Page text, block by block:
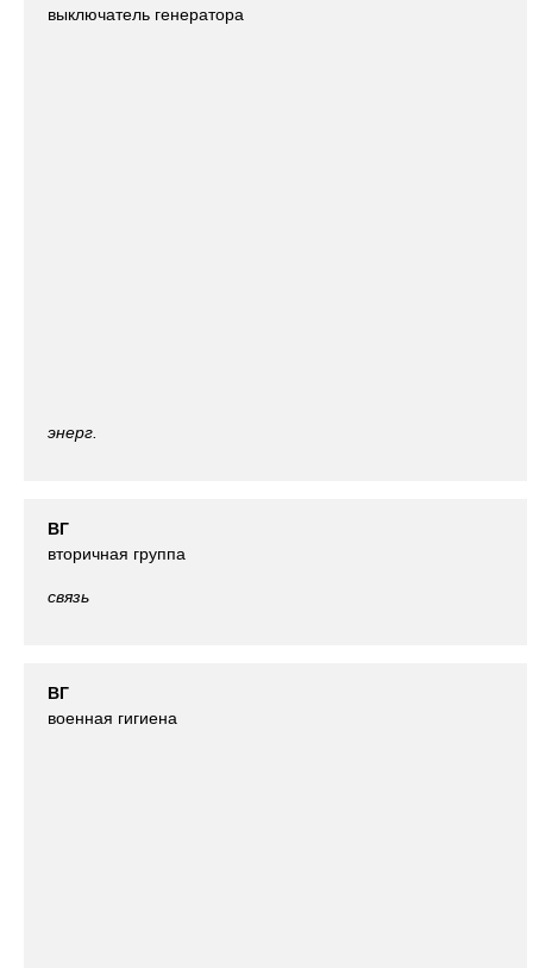
выключатель генератора
энерг.
ВГ
вторичная группа
связь
ВГ
военная гигиена